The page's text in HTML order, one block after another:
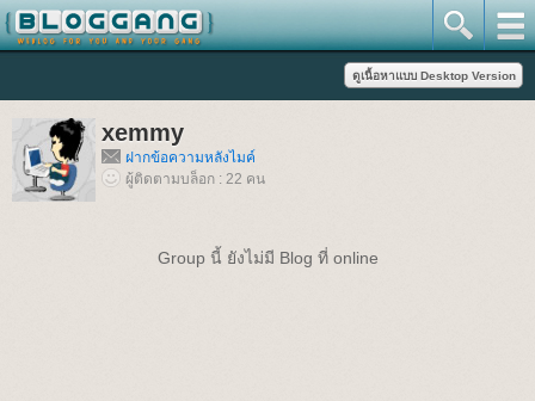
xemmy
ฝากข้อความหลังไมค์
ผู้ติดตามบล็อก : 22 คน
Group นี้ ยังไม่มี Blog ที่ online